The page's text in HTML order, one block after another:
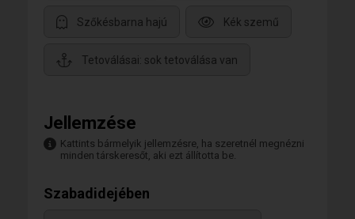
Szőkésbarna hajú Kék szemű
Tetoválásai: sok tetoválása van
Jellemzése
Kattints bármelyik jellemzésre, ha szeretnél megnézni
minden társkeresőt, aki ezt állította be.
Szabadidejében